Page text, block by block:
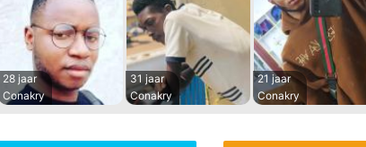
28 jaar
Conakry
31 jaar
Conakry
21 jaar
Conakry